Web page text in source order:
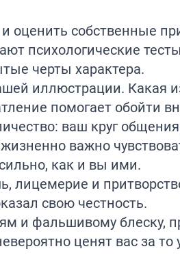
оценить собственные
психологические
черты характера.
иллюстрации. Какая
помогает обойти
ваш круг
важно
как и вы ими.
лицемерие и
свою честность.
и фальшивому блеску,
ценят вас за то